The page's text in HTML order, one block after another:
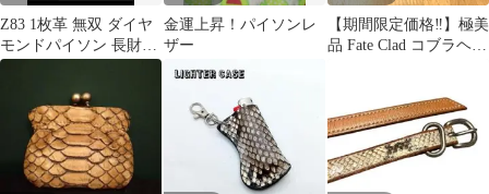
Z83 1枚革 無双 ダイヤ
モンドパイソン 長財布
ラウンドジップ
金運上昇！パイソンレ
ザー
【期間限定価格‼️】極美
品 Fate Clad コブラヘッ